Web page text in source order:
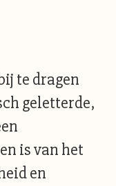
te dragen
geletterde,
is van het
en